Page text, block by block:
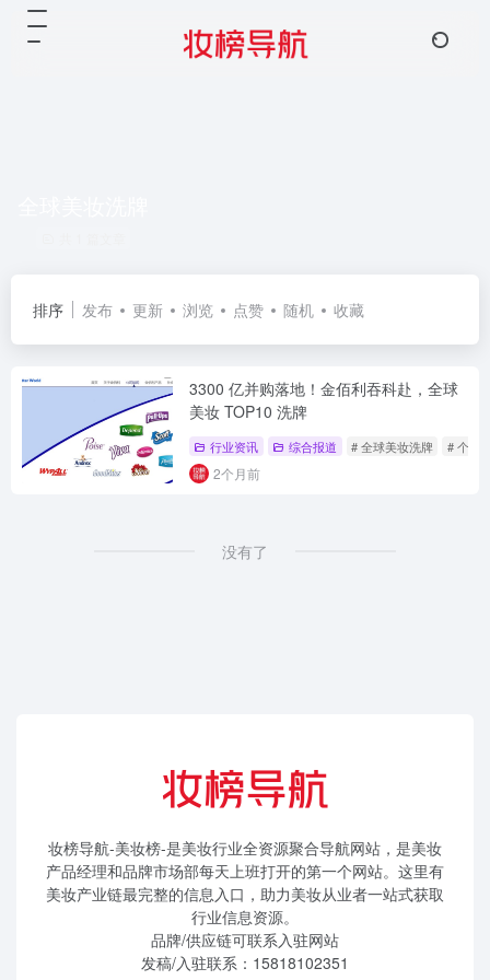
排序 发布 更新 浏览 点赞 随机 收藏
3300 亿并购落地！金佰利吞科赴，全球
美妆 TOP10 洗牌
行业资讯 综合报道 # 全球美妆洗牌 # 个护
2个月前
没有了
妆榜导航-美妆榜-是美妆行业全资源聚合导航网站，是美妆
产品经理和品牌市场部每天上班打开的第一个网站。这里有
美妆产业链最完整的信息入口，助力美妆从业者一站式获取
行业信息资源。
品牌/供应链可联系入驻网站
发稿/入驻联系：15818102351